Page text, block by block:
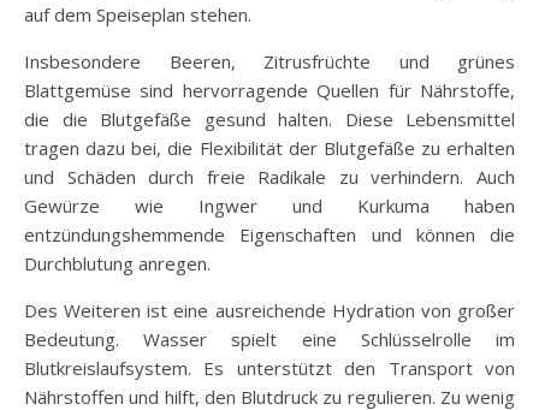
auf dem Speiseplan stehen.
Insbesondere Beeren, Zitrusfrüchte und grünes
Blattgemüse sind hervorragende Quellen für Nährstoffe,
die die Blutgefäße gesund halten. Diese Lebensmittel
tragen dazu bei, die Flexibilität der Blutgefäße zu erhalten
und Schäden durch freie Radikale zu verhindern. Auch
Gewürze wie Ingwer und Kurkuma haben
entzündungshemmende Eigenschaften und können die
Durchblutung anregen.
Des Weiteren ist eine ausreichende Hydration von großer
Bedeutung. Wasser spielt eine Schlüsselrolle im
Blutkreislaufsystem. Es unterstützt den Transport von
Nährstoffen und hilft, den Blutdruck zu regulieren. Zu wenig